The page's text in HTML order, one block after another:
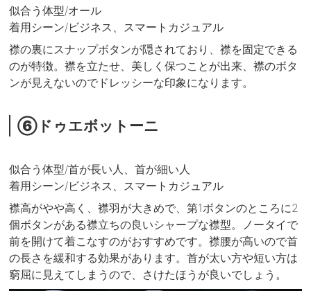
似合う体型/オール
着用シーン/ビジネス、スマートカジュアル
襟の裏にスナップボタンが隠されており、襟を固定できる
のが特徴。襟を立たせ、美しく保つことが出来、襟のボタ
ンが見えないのでドレッシーな印象になります。
⑥ドゥエボットーニ
似合う体型/首が長い人、首が細い人
着用シーン/ビジネス、スマートカジュアル
襟高がやや高く、襟羽が大きめで、第1ボタンのところに2
個ボタンがある襟立ちの良いシャープな襟型。ノータイで
前を開けて着こなすのがおすすめです。襟腰が高いので首
の長さを緩和する効果があります。首が太い方や短い方は
窮屈に見えてしまうので、さけたほうが良いでしょう。